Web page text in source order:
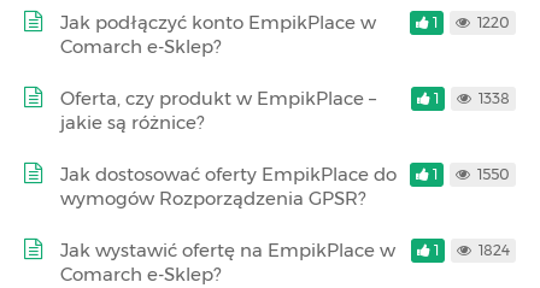
Jak podłączyć konto EmpikPlace w
Comarch e-Sklep?
1 1220
Oferta, czy produkt w EmpikPlace –
jakie są różnice?
1 1338
Jak dostosować oferty EmpikPlace do
wymogów Rozporządzenia GPSR?
1 1550
Jak wystawić ofertę na EmpikPlace w
Comarch e-Sklep?
1 1824